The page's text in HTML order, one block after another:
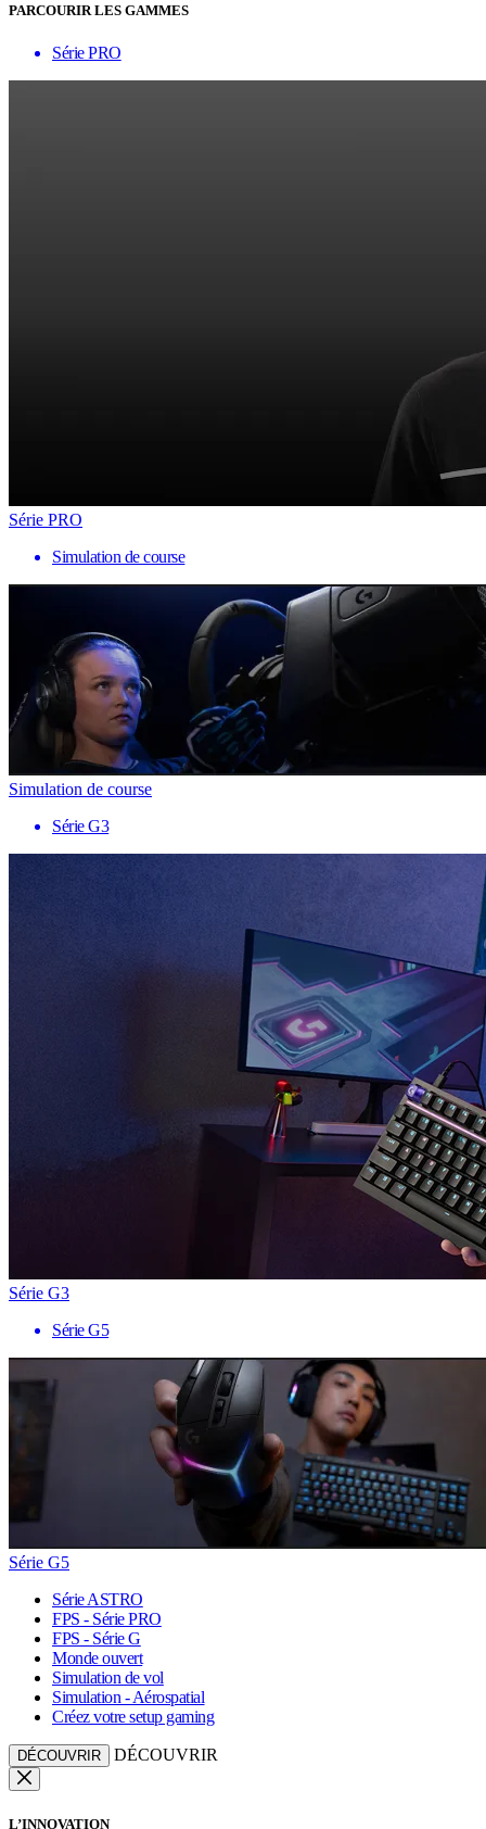
PARCOURIR LES GAMMES
Série PRO
Série PRO
Simulation de course
Simulation de course
Série G3
Série G3
Série G5
Série G5
Série ASTRO
FPS - Série PRO
FPS - Série G
Monde ouvert
Simulation de vol
Simulation - Aérospatial
Créez votre setup gaming
DÉCOUVRIR DÉCOUVRIR
L’INNOVATION